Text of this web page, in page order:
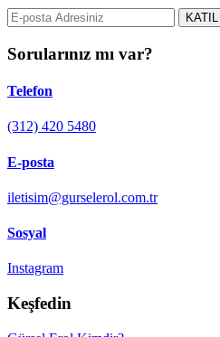
KATIL
Sorularınız mı var?
Telefon
(312) 420 5480
E-posta
iletisim@gurselerol.com.tr
Sosyal
Instagram
Keşfedin